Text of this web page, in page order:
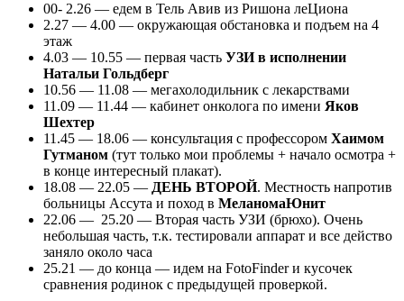
00- 2.26 — едем в Тель Авив из Ришона леЦиона
2.27 — 4.00 — окружающая обстановка и подъем на 4
этаж
4.03 — 10.55 — первая часть УЗИ в исполнении
Натальи Гольдберг
10.56 — 11.08 — мегахолодильник с лекарствами
11.09 — 11.44 — кабинет онколога по имени Яков
Шехтер
11.45 — 18.06 — консультация с профессором Хаимом
Гутманом (тут только мои проблемы + начало осмотра +
в конце интересный плакат).
18.08 — 22.05 — ДЕНЬ ВТОРОЙ. Местность напротив
больницы Ассута и поход в МеланомаЮнит
22.06 — 25.20 — Вторая часть УЗИ (брюхо). Очень
небольшая часть, т.к. тестировали аппарат и все действо
заняло около часа
25.21 — до конца — идем на FotoFinder и кусочек
сравнения родинок с предыдущей проверкой.